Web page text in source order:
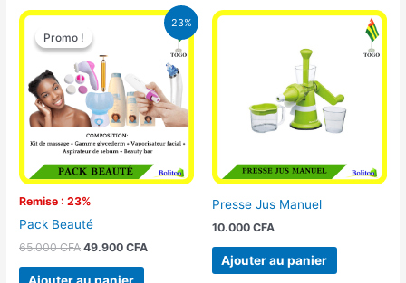
23%
Promo !
Remise : 23%
Promo !
Pack Beauté
65.000CFA
Le
initial
était :
65.000 CFA.
49.900CFA
Le
prix
actuel
49.900 CFA.
Ajouter au panier
Presse Jus Manuel
10.000 CFA
Ajouter au panier